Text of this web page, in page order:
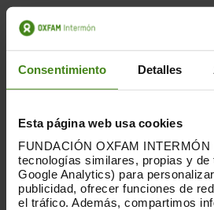
Consentimiento Detalles
Esta página web usa cookies
FUNDACIÓN OXFAM
tecnologías similares, propias y de
Google Analytics) para
publicidad, ofrecer funciones de
el tráfico. Además, compartimos